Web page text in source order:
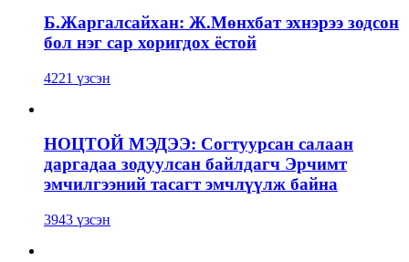
Б.Жаргалсайхан: Ж.Мөнхбат эхнэрээ зодсон
бол нэг сар хоригдох ёстой
4221 үзсэн
НОЦТОЙ МЭДЭЭ: Согтуурсан салаан
даргадаа зодуулсан байлдагч Эрчимт
эмчилгээний тасагт эмчлүүлж байна
3943 үзсэн